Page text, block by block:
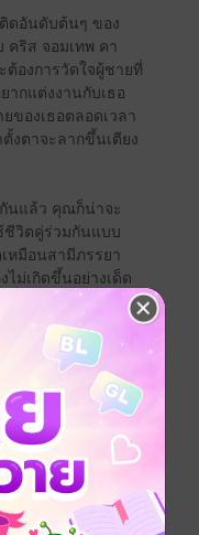
ดอันดับต้นๆ ของ
คริส จอมเทพ คา
ต้องการวัดใจผู้ชายที่
ากแต่งงานกับเธอ
ของเธอตลอดเวลา
งตาจะลากขึ้นเตียง
กันแล้ว คุณก็น่าจะ
ชีวิตคู่ร่วมกันแบบ
หมือนสามีภรรยา
ม่เกิดขึ้นอย่างเด็ด
ว่างเราไม่มี!”
กฎหมายเราสองคน
ปฏิบัตินี่มันคืนเข้า
กันไปว่าเกมนี้ใคร